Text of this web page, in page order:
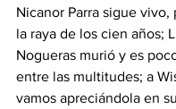
Nicanor Parra sigue vivo,
la raya de los cien años;
Nogueras murió y es
entre las multitudes; a
vamos apreciándola en